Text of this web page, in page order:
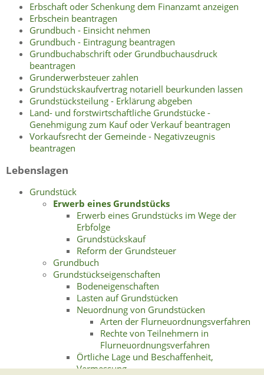
Erbschaft oder Schenkung dem Finanzamt anzeigen
Erbschein beantragen
Grundbuch - Einsicht nehmen
Grundbuch - Eintragung beantragen
Grundbuchabschrift oder Grundbuchausdruck
beantragen
Grunderwerbsteuer zahlen
Grundstückskaufvertrag notariell beurkunden lassen
Grundstücksteilung - Erklärung abgeben
Land- und forstwirtschaftliche Grundstücke -
Genehmigung zum Kauf oder Verkauf beantragen
Vorkaufsrecht der Gemeinde - Negativzeugnis
beantragen
Lebenslagen
Grundstück
Erwerb eines Grundstücks
Erwerb eines Grundstücks im Wege der
Erbfolge
Grundstückskauf
Reform der Grundsteuer
Grundbuch
Grundstückseigenschaften
Bodeneigenschaften
Lasten auf Grundstücken
Neuordnung von Grundstücken
Arten der Flurneuordnungsverfahren
Rechte von Teilnehmern in
Flurneuordnungsverfahren
Örtliche Lage und Beschaffenheit,
Vermessung